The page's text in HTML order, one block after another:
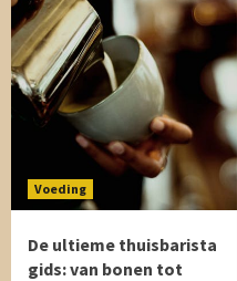
Voeding
De ultieme thuisbarista
gids: van bonen tot